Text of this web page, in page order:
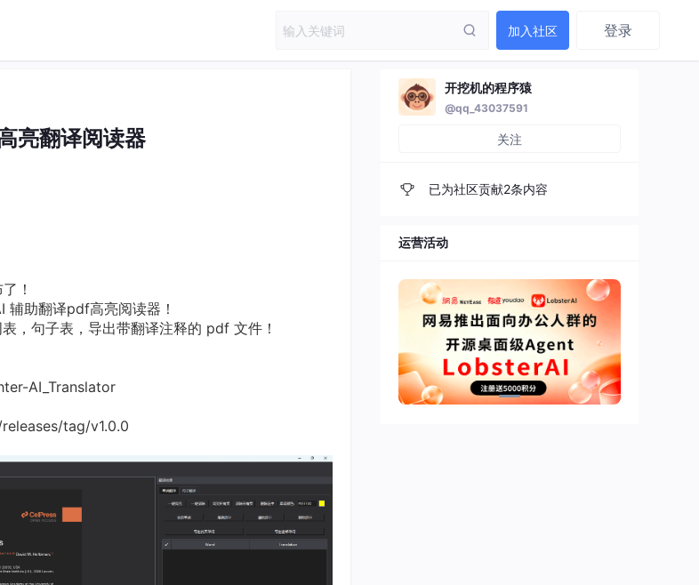
加入社区 登录
亮翻译阅读器
！
辅助翻译pdf高亮阅读器！
，句子表，导出带翻译注释的 pdf 文件！
AI_Translator
tag/v1.0.0
开挖机的程序猿
@qq_43037591
关注
已为社区贡献2条内容
运营活动